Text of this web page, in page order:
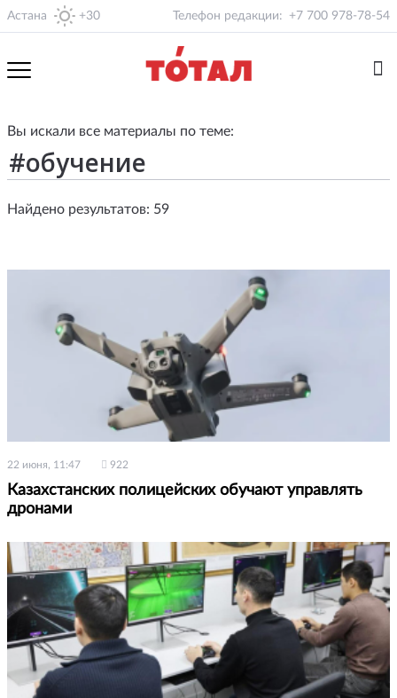
Астана +30 Телефон редакции: +7 700 978-78-54
Вы искали все материалы по теме:
Найдено результатов: 59
22 июня, 11:47 922
Казахстанских полицейских обучают управлять
дронами